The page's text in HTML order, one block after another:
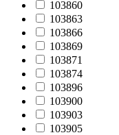
103860
103863
103866
103869
103871
103874
103896
103900
103903
103905